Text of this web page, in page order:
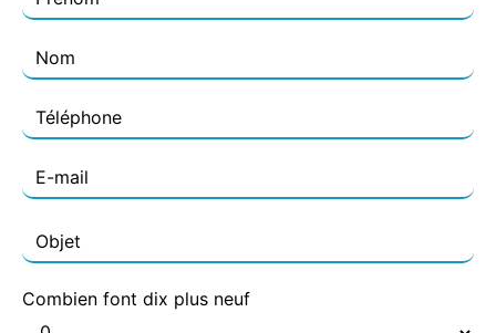
Combien font dix plus neuf